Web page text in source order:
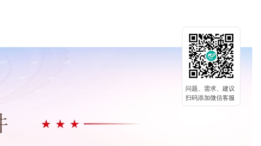
问题、需求、建议
扫码添加微信客服